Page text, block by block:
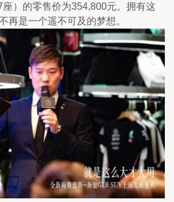
）的零售价为354,800元。拥有这
再是一个遥不可及的梦想。